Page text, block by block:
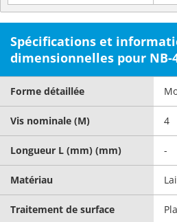
Spécifications et
dimensionnelles pour NB-
Forme détaillée
Vis nominale (M) 4
Longueur L (mm) (mm) -
Matériau
Traitement de surface